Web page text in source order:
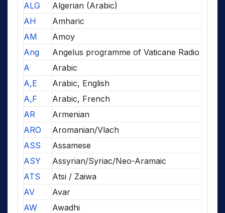
ALG
Algerian (Arabic)
AH
Amharic
AM
Amoy
Ang
Angelus programme of Vaticane Radio
A
Arabic
A,E
Arabic, English
A,F
Arabic, French
AR
Armenian
ARO
Aromanian/Vlach
ASS
Assamese
ASY
Assyrian/Syriac/Neo-Aramaic
ATS
Atsi / Zaiwa
AV
Avar
AW
Awadhi